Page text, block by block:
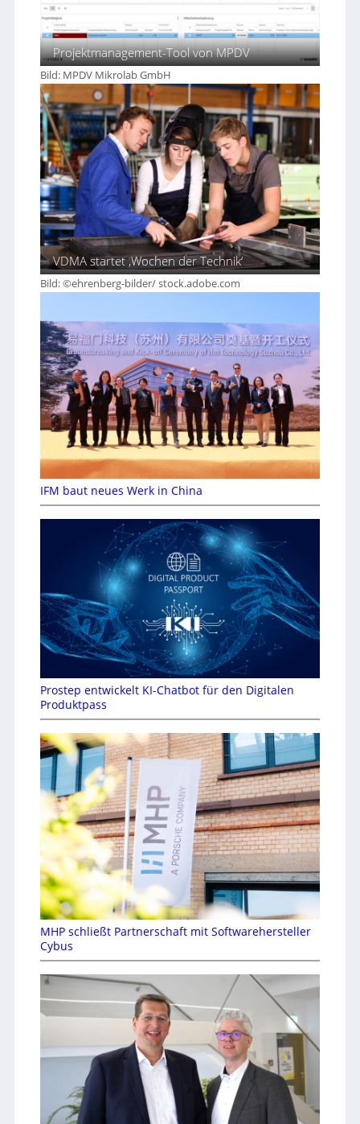
Projektmanagement-Tool von MPDV
Bild: MPDV Mikrolab GmbH
VDMA startet ‚Wochen der Technik‘
Bild: ©ehrenberg-bilder/ stock.adobe.com
IFM baut neues Werk in China
Prostep entwickelt KI-Chatbot für den Digitalen
Produktpass
MHP schließt Partnerschaft mit Softwarehersteller
Cybus